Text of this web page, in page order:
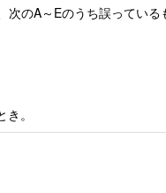
のA～Eのうち誤っている
。